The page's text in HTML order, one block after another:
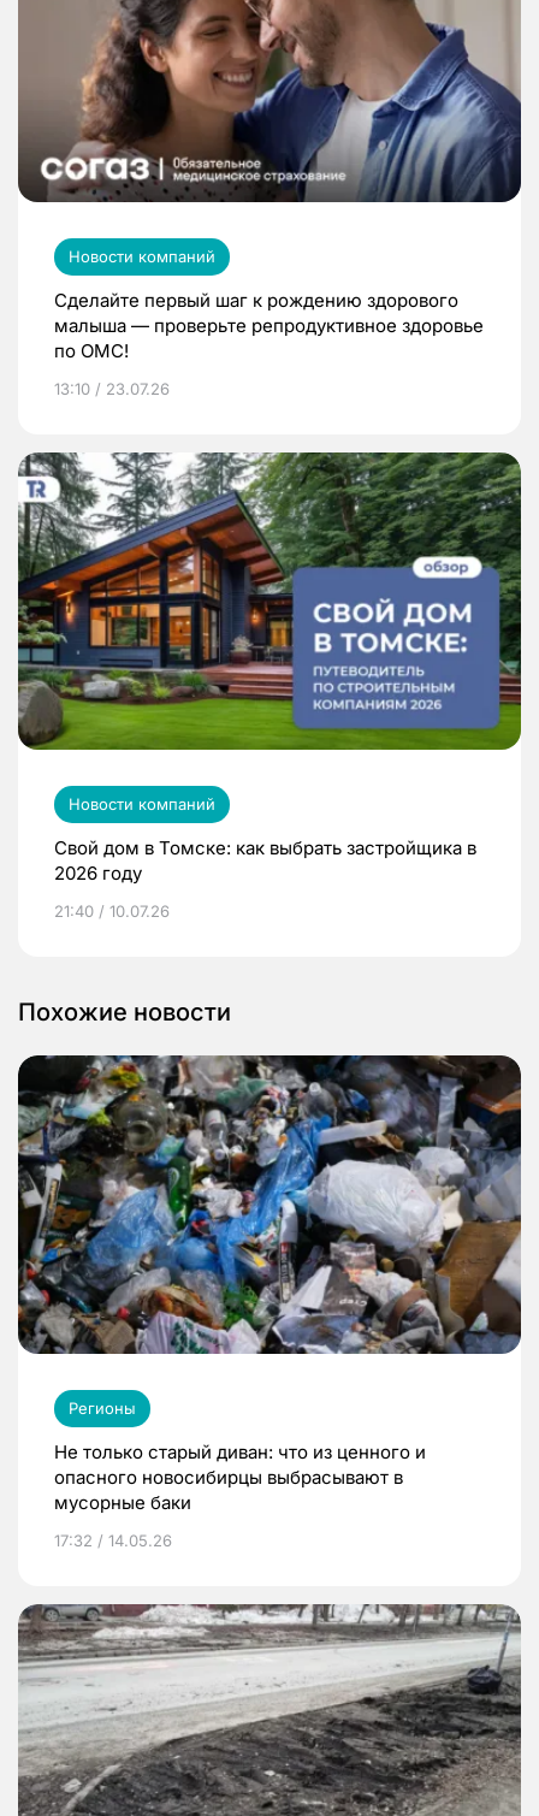
Новости компаний
Сделайте первый шаг к рождению здорового
малыша — проверьте репродуктивное здоровье
по ОМС!
13:10 / 23.07.26
Новости компаний
Свой дом в Томске: как выбрать застройщика в
2026 году
21:40 / 10.07.26
Похожие новости
Регионы
Не только старый диван: что из ценного и
опасного новосибирцы выбрасывают в
мусорные баки
17:32 / 14.05.26